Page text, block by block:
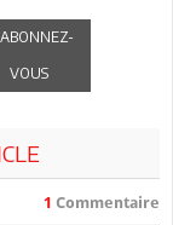
VOUS
1 Commentaire